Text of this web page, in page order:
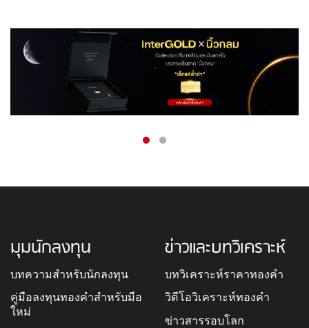
มุมนักลงทุน
บทความสำหรับนักลงทุน
คู่มือลงทุนทองคำสำหรับมือ
ใหม่
ข่าวและบทวิเคราะห์
บทวิเคราะห์ราคาทองคำ
วิดีโอวิเคราะห์ทองคำ
ข่าวสารรอบโลก